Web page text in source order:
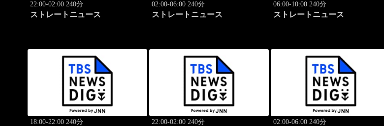
22:00-02:00 240分
ストレートニュース
02:00-06:00 240分
ストレートニュース
06:00-10:00 240分
ストレートニュース
18:00-22:00 240分 22:00-02:00 240分 02:00-06:00 240分